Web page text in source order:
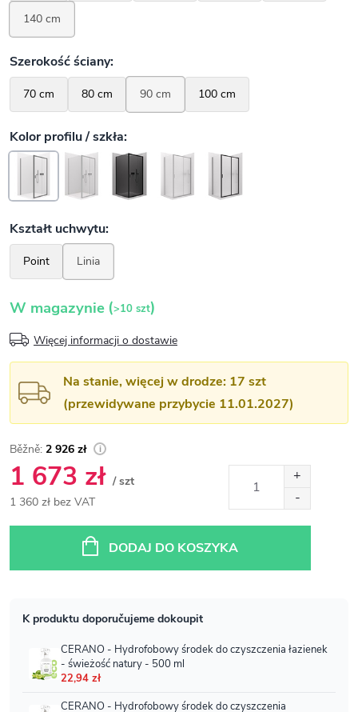
W magazynie (>10 szt)
Więcej informacji o dostawie
Na stanie, więcej w drodze: 17 szt
(przewidywane przybycie 11.01.2027)
2 926 zł
1 673 zł / szt
1 360 zł bez VAT
DODAJ DO KOSZYKA